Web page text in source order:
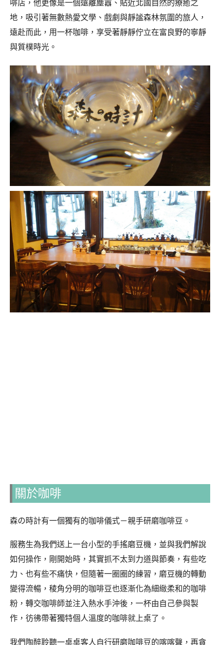
啡店，他更像是一個遠離塵囂、貼近北國自然的療癒之
地，吸引著無數熱愛文學、戲劇與靜謐森林氛圍的旅人，
遠赴而此，用一杯咖啡，享受著靜靜佇立在富良野的寧靜
與質樸時光。
關於咖啡
森の時計有一個獨有的咖啡儀式－親手研磨咖啡豆。
服務生為我們送上一台小型的手搖磨豆機，並與我們解說
如何操作，剛開始時，其實抓不太到力道與節奏，有些吃
力、也有些不痛快，但隨著一圈圈的練習，磨豆機的轉動
變得流暢，稜角分明的咖啡豆也逐漸化為細緻柔和的咖啡
粉，轉交咖啡師並注入熱水手沖後，一杯由自己參與製
作，彷彿帶著獨特個人溫度的咖啡就上桌了。
我們陶醉聆聽一桌桌客人自行研磨咖啡豆的喀喀聲，再貪